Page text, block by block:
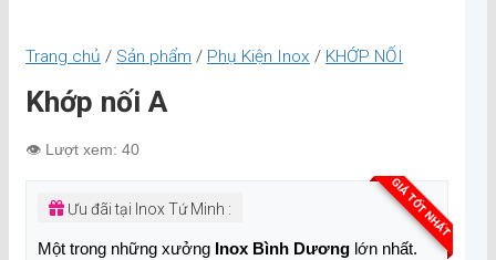
Trang chủ / Sản phẩm / Phụ Kiện Inox / KHỚP NỐI
Khớp nối A
👁️ Lượt xem: 40
GIÁ TỐT NHẤT
Ưu đãi tại Inox Tứ Minh :
Một trong những xưởng Inox Bình Dương lớn nhất.